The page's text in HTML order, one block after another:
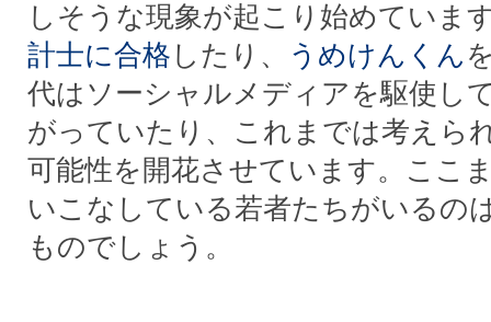
しそうな現象が起こり始めていま
計士に合格 したり、 うめけんくん
代はソーシャルメディアを駆使し
がっていたり、これまでは考えら
可能性を開花させています。ここ
いこなしている若者たちがいるの
ものでしょう。